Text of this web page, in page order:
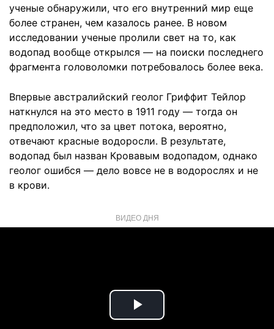
ученые обнаружили, что его внутренний мир еще
более странен, чем казалось ранее. В новом
исследовании ученые пролили свет на то, как
водопад вообще открылся — на поиски последнего
фрагмента головоломки потребовалось более века.
Впервые австралийский геолог Гриффит Тейлор
наткнулся на это место в 1911 году — тогда он
предположил, что за цвет потока, вероятно,
отвечают красные водоросли. В результате,
водопад был назван Кровавым водопадом, однако
геолог ошибся — дело вовсе не в водорослях и не
в крови.
ВИДЕО ДНЯ
Play